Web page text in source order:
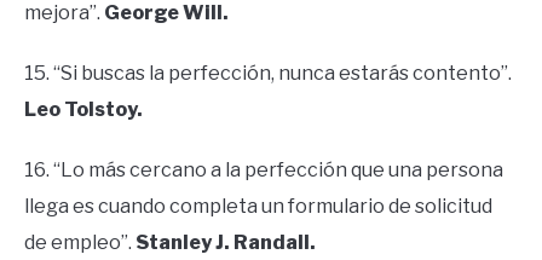
mejora”. George Will.
15. “Si buscas la perfección, nunca estarás contento”.
Leo Tolstoy.
16. “Lo más cercano a la perfección que una persona
llega es cuando completa un formulario de solicitud
de empleo”. Stanley J. Randall.